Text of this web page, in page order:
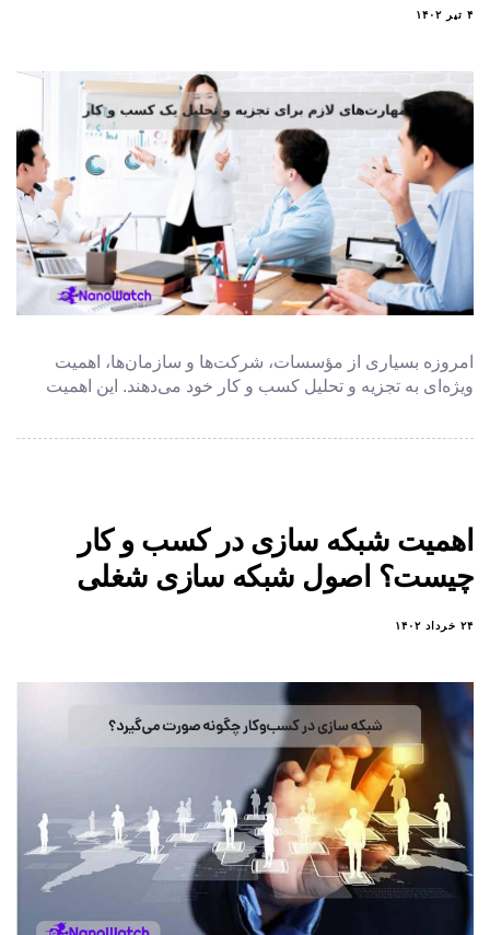
۴ تیر ۱۴۰۲
امروزه بسیاری از مؤسسات، شرکت‌ها و سازمان‌ها، اهمیت
ویژه‌ای به تجزیه و تحلیل کسب و کار خود می‌دهند. این اهمیت
اهمیت شبکه سازی در کسب‌ و کار
چیست؟ اصول شبکه سازی شغلی
۲۴ خرداد ۱۴۰۲